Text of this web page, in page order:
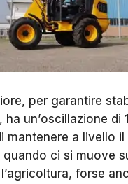
per garantire
un’oscillazione di
mantenere a livello
ci si muove
forse